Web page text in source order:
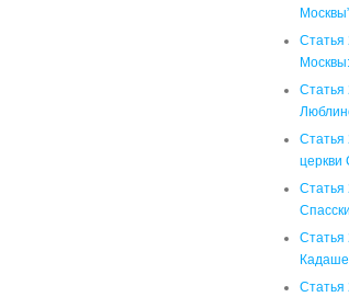
Статья
Статья
Статья
церкви
Статья
Статья
Статья